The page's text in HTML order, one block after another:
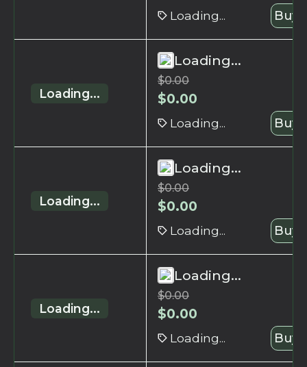
Loading... Buy
Loading...
Loading...
$0.00
$0.00
Loading... Buy
Loading...
Loading...
$0.00
$0.00
Loading... Buy
Loading...
Loading...
$0.00
$0.00
Loading... Buy